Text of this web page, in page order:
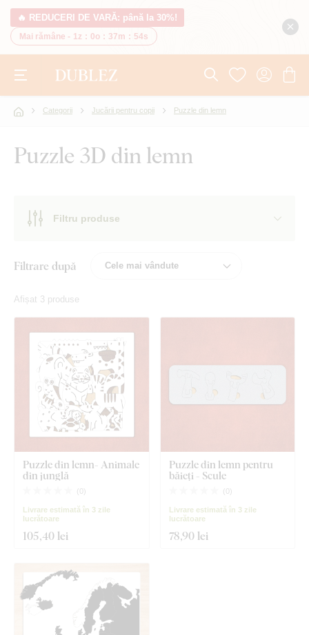
🔥 REDUCERI DE VARĂ: până la 30%!
Mai rămâne - 1z : 0o : 37m : 54s
Categorii Jucării pentru copii Puzzle din lemn
Puzzle 3D din lemn
Filtru produse
Filtrare după
Afișat 3 produse
Puzzle din lemn- Animale
din junglă
( 0)
Livrare estimată în 3 zile
lucrătoare
105,40 lei
Puzzle din lemn pentru
băieți - Scule
( 0)
Livrare estimată în 3 zile
lucrătoare
78,90 lei